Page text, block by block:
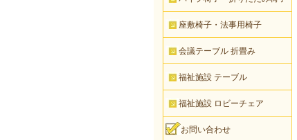
座敷椅子・法事用椅子
会議テーブル 折畳み
福祉施設 テーブル
福祉施設 ロビーチェア
お問い合わせ